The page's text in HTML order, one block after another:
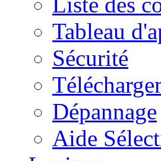
Tableau
Sécurité
Dépannage
Aide